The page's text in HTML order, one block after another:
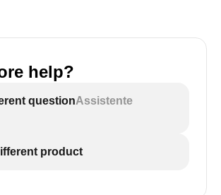
help?
questionAssistente
product